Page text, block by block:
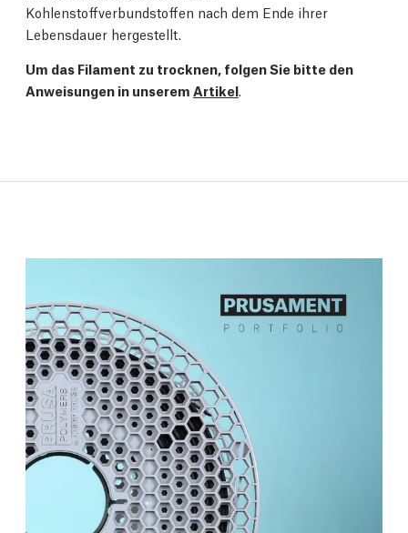
Kohlenstoffverbundstoffen nach dem Ende ihrer
Lebensdauer hergestellt.
Um das Filament zu trocknen, folgen Sie bitte den
Anweisungen in unserem Artikel